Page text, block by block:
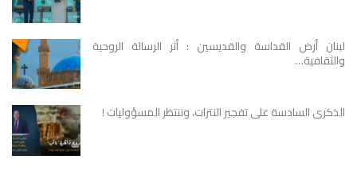
لبنان أرض القداسة والقديسين : أثر الرسالة الروحية
والثقافية…
الذكرى السادسة على تفجير النترات، وننتظر المسؤوليات !